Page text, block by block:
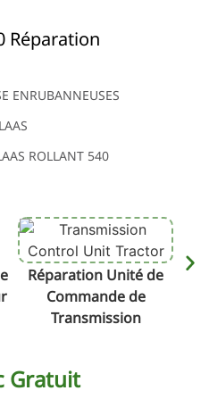
Réparation
ENRUBANNEUSES
ROLLANT 540
Réparation Unité de
Commande de
Transmission
Gratuit